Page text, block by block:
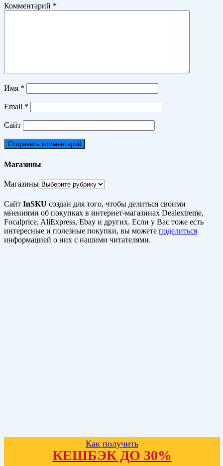
Комментарий *
Имя *
Email *
Сайт
Магазины
Магазины
Сайт InSKU создан для того, чтобы делиться своими
мнениями об покупках в интернет-магазинах Dealextreme,
Focalprice, AliExpress, Ebay и других. Если у Вас тоже есть
интересные и полезные покупки, вы можете поделиться
информацией о них с нашими читателями.
Как получить
КЕШБЭК ДО 30%